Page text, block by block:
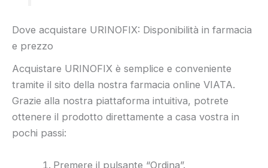
Dove acquistare URINOFIX: Disponibilità in farmacia
e prezzo
Acquistare URINOFIX è semplice e conveniente
tramite il sito della nostra farmacia online VIATA.
Grazie alla nostra piattaforma intuitiva, potrete
ottenere il prodotto direttamente a casa vostra in
pochi passi:
Premere il pulsante “Ordina”.